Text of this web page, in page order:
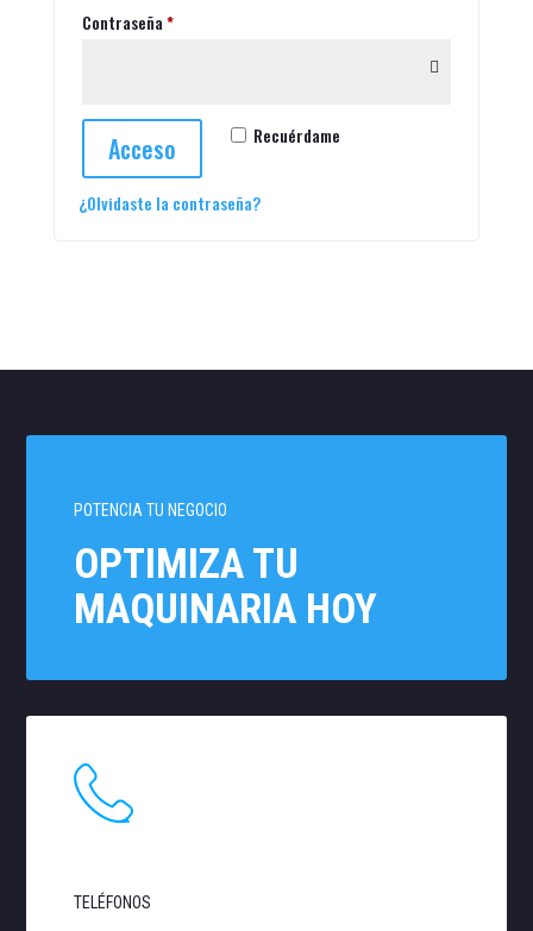
Contraseña*Obligatorio
Recuérdame
Acceso
¿Olvidaste la contraseña?
POTENCIA TU NEGOCIO
OPTIMIZA TU
MAQUINARIA HOY
TELÉFONOS